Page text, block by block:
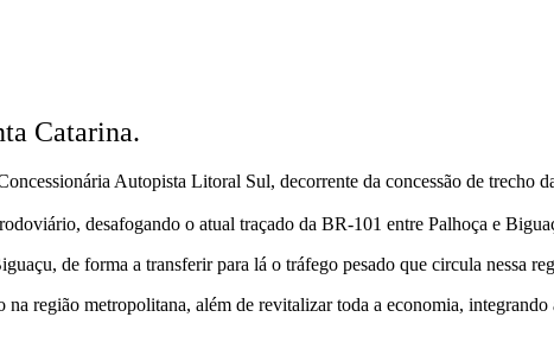
Catarina.
Autopista Litoral Sul, decorrente da concessão de trecho
desafogando o atual traçado da BR-101 entre Palhoça e
de forma a transferir para lá o tráfego pesado que circula nessa
região metropolitana, além de revitalizar toda a economia, integrando